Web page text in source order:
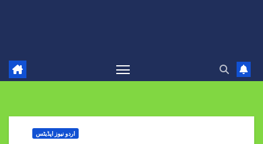
اردو نیوز اپڈیٹس